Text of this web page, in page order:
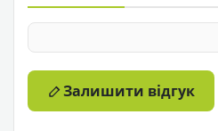
Залишити відгук